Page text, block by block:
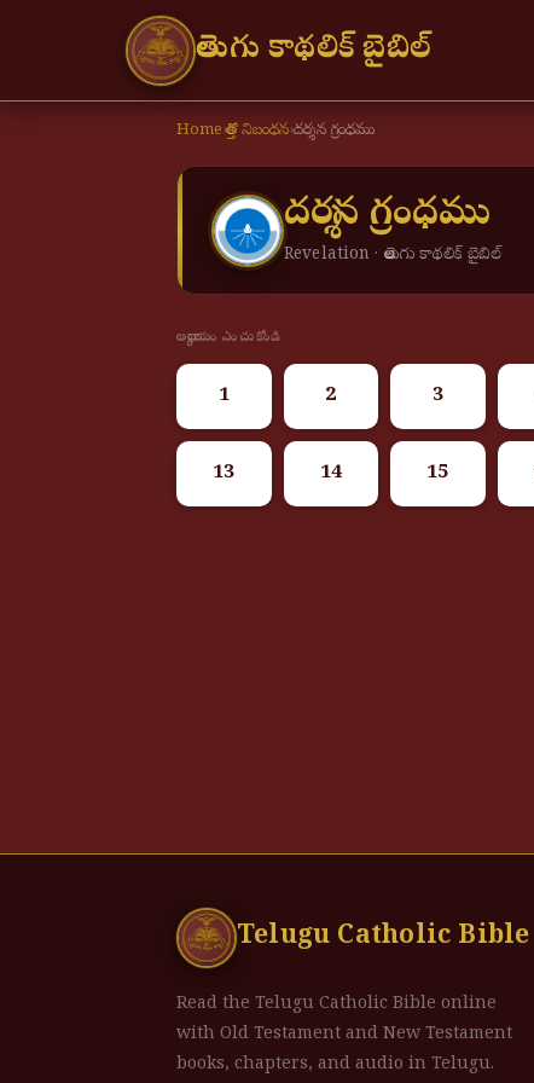
తెలుగు కాథలిక్ బైబిల్
Home›కొత్త నిబంధన›దర్శన గ్రంధము
దర్శన గ్రంధము
Revelation · తెలుగు కాథలిక్ బైబిల్
అధ్యాయం ఎంచుకోండి
1 2 3
13 14 15
Telugu Catholic Bible
Read the Telugu Catholic Bible online
with Old Testament and New Testament
books, chapters, and audio in Telugu.